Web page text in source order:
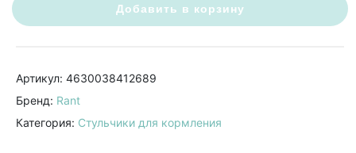
Добавить в корзину
Артикул: 4630038412689
Бренд: Rant
Категория: Стульчики для кормления